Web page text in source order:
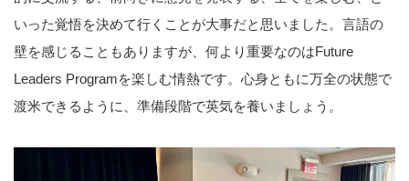
いった覚悟を決めて行くことが大事だと思いました。言語の
壁を感じることもありますが、何より重要なのはFuture
Leaders Programを楽しむ情熱です。心身ともに万全の状態で
渡米できるように、準備段階で英気を養いましょう。